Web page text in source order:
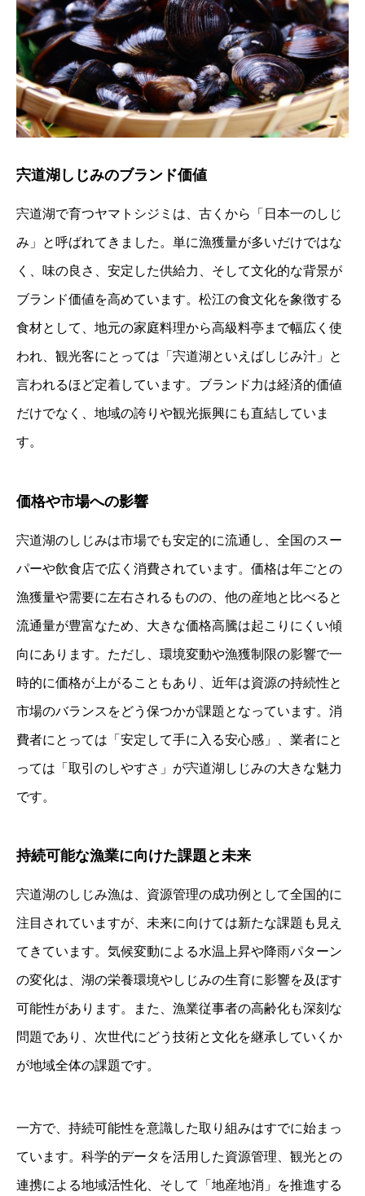
宍道湖しじみのブランド価値
宍道湖で育つヤマトシジミは、古くから「日本一のしじ
み」と呼ばれてきました。単に漁獲量が多いだけではな
く、味の良さ、安定した供給力、そして文化的な背景が
ブランド価値を高めています。松江の食文化を象徴する
食材として、地元の家庭料理から高級料亭まで幅広く使
われ、観光客にとっては「宍道湖といえばしじみ汁」と
言われるほど定着しています。ブランド力は経済的価値
だけでなく、地域の誇りや観光振興にも直結していま
す。
価格や市場への影響
宍道湖のしじみは市場でも安定的に流通し、全国のスー
パーや飲食店で広く消費されています。価格は年ごとの
漁獲量や需要に左右されるものの、他の産地と比べると
流通量が豊富なため、大きな価格高騰は起こりにくい傾
向にあります。ただし、環境変動や漁獲制限の影響で一
時的に価格が上がることもあり、近年は資源の持続性と
市場のバランスをどう保つかが課題となっています。消
費者にとっては「安定して手に入る安心感」、業者にと
っては「取引のしやすさ」が宍道湖しじみの大きな魅力
です。
持続可能な漁業に向けた課題と未来
宍道湖のしじみ漁は、資源管理の成功例として全国的に
注目されていますが、未来に向けては新たな課題も見え
てきています。気候変動による水温上昇や降雨パターン
の変化は、湖の栄養環境やしじみの生育に影響を及ぼす
可能性があります。また、漁業従事者の高齢化も深刻な
問題であり、次世代にどう技術と文化を継承していくか
が地域全体の課題です。
一方で、持続可能性を意識した取り組みはすでに始まっ
ています。科学的データを活用した資源管理、観光との
連携による地域活性化、そして「地産地消」を推進する